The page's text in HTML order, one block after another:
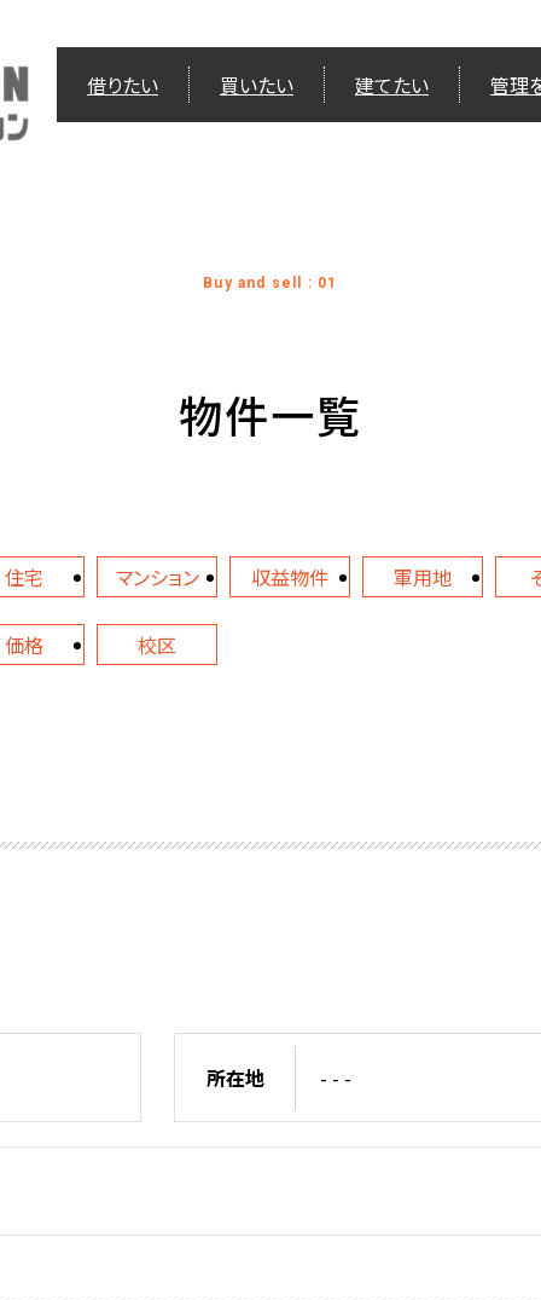
借りたい 買いたい 建てたい 管理
Buy and sell : 01
物件一覧
住宅 マンション 収益物件 軍用地
価格 校区
所在地 - - -